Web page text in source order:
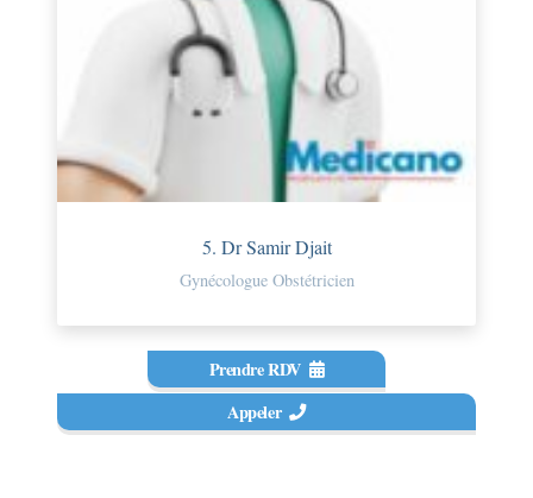
5. Dr Samir Djait
Gynécologue Obstétricien
Prendre RDV
Appeler